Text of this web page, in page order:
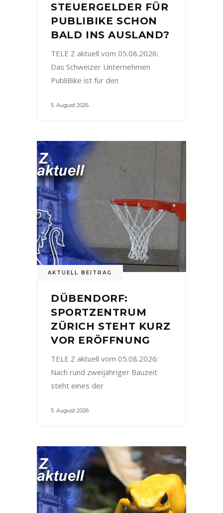
STEUERGELDER FÜR
PUBLIBIKE SCHON
BALD INS AUSLAND?
TELE Z aktuell vom 05.08.2026:
Das Schweizer Unternehmen
PubliBike ist für den
5. August 2026
AKTUELL BEITRAG
DÜBENDORF:
SPORTZENTRUM
ZÜRICH STEHT KURZ
VOR ERÖFFNUNG
TELE Z aktuell vom 05.08.2026:
Nach rund zweijähriger Bauzeit
steht eines der
5. August 2026